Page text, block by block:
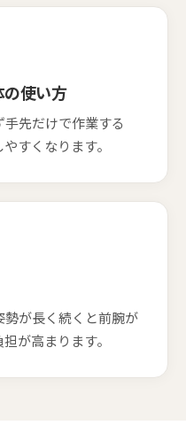
使い方
先だけで作業する
すくなります。
が長く続くと前腕が
が高まります。